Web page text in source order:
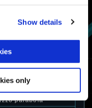
Show details
only
parabola